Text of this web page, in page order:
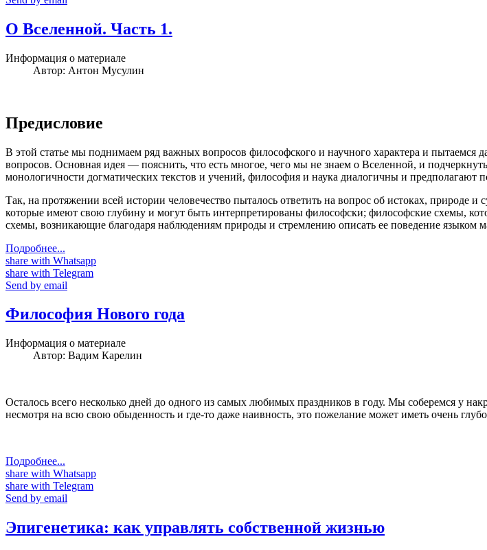
О Вселенной. Часть 1.
Информация о материале
Автор: Антон Мусулин
Предисловие
В этой статье мы поднимаем ряд важных вопросов философского и научного характера и
вопросов. Основная идея — пояснить, что есть многое, чего мы не знаем о Вселенной, и
монологичности догматических текстов и учений, философия и наука диалогичны и предполагают
Так, на протяжении всей истории человечество пыталось ответить на вопрос об истоках, природе
которые имеют свою глубину и могут быть интерпретированы философски; философские схемы,
схемы, возникающие благодаря наблюдениям природы и стремлению описать ее поведение языком
Подробнее...
share with Whatsapp
share with Telegram
Send by email
Философия Нового года
Информация о материале
Автор: Вадим Карелин
Осталось всего несколько дней до одного из самых любимых праздников в году. Мы соберемся у
несмотря на всю свою обыденность и где-то даже наивность, это пожелание может иметь очень
Подробнее...
share with Whatsapp
share with Telegram
Send by email
Эпигенетика: как управлять собственной жизнью